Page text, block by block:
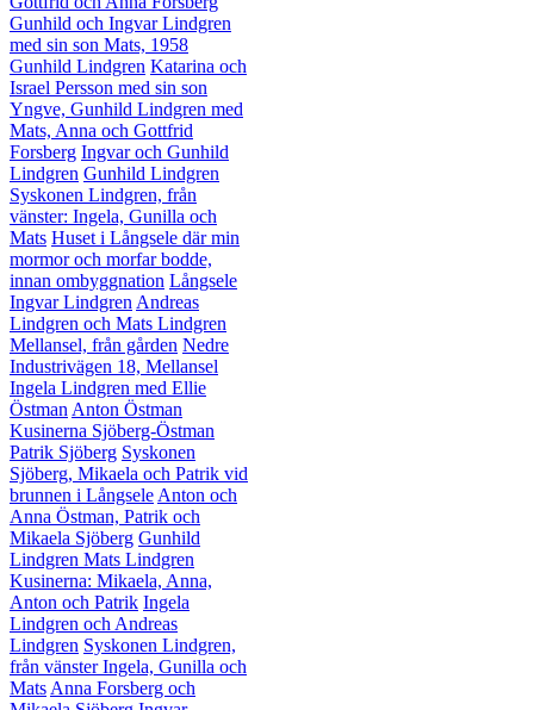
Gunhild och Ingvar Lindgren
med sin son Mats, 1958
Gunhild Lindgren Katarina och
Israel Persson med sin son
Yngve, Gunhild Lindgren med
Mats, Anna och Gottfrid
Forsberg Ingvar och Gunhild
Lindgren Gunhild Lindgren
Syskonen Lindgren, från
vänster: Ingela, Gunilla och
Mats Huset i Långsele där min
mormor och morfar bodde,
innan ombyggnation Långsele
Ingvar Lindgren Andreas
Lindgren och Mats Lindgren
Mellansel, från gården Nedre
Industrivägen 18, Mellansel
Ingela Lindgren med Ellie
Östman Anton Östman
Kusinerna Sjöberg-Östman
Patrik Sjöberg Syskonen
Sjöberg, Mikaela och Patrik vid
brunnen i Långsele Anton och
Anna Östman, Patrik och
Mikaela Sjöberg Gunhild
Lindgren Mats Lindgren
Kusinerna: Mikaela, Anna,
Anton och Patrik Ingela
Lindgren och Andreas
Lindgren Syskonen Lindgren,
från vänster Ingela, Gunilla och
Mats Anna Forsberg och